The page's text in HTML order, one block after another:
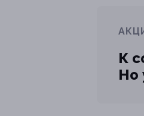
К
Но